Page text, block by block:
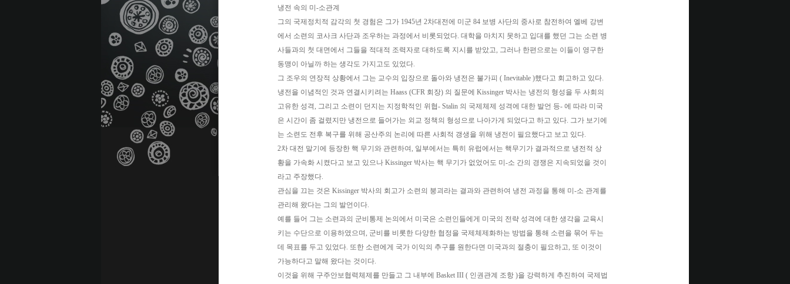
냉전 속의 미-소관계
그의 국제정치적 감각의 첫 경험은 그가 1945년 2차대전에 미군 84 보병 사단의 중사로 참전하여 엘베 강변
에서 소련의 코사크 사단과 조우하는 과정에서 비롯되었다. 대학을 마치지 못하고 입대를 했던 그는 소련 병
사들과의 첫 대면에서 그들을 적대적 조력자로 대하도록 지시를 받았고, 그러나 한편으로는 이들이 영구한
동맹이 아닐까 하는 생각도 가지고도 있었다.
그 조우의 연장적 상황에서 그는 교수의 입장으로 돌아와 냉전은 불가피 ( Inevitable )했다고 회고하고 있다.
냉전을 이념적인 것과 연결시키려는 Haass (CFR 회장) 의 질문에 Kissinger 박사는 냉전의 형성을 두 사회의
고유한 성격, 그리고 소련이 던지는 지정학적인 위협- Stalin 의 국제체제 성격에 대한 발언 등- 에 따라 미국
은 시간이 좀 걸렸지만 냉전으로 들어가는 외교 정책의 형성으로 나아가게 되었다고 하고 있다. 그가 보기에
는 소련도 전후 복구를 위해 공산주의 논리에 따른 사회적 갱생을 위해 냉전이 필요했다고 보고 있다.
2차 대전 말기에 등장한 핵 무기와 관련하여, 일부에서는 특히 유럽에서는 핵무기가 결과적으로 냉전적 상
황을 가속화 시켰다고 보고 있으나 Kissinger 박사는 핵 무기가 없었어도 미-소 간의 경쟁은 지속되었을 것이
라고 주장했다.
관심을 끄는 것은 Kissinger 박사의 회고가 소련의 붕괴라는 결과와 관련하여 냉전 과정을 통해 미-소 관계를
관리해 왔다는 그의 발언이다.
예를 들어 그는 소련과의 군비통제 논의에서 미국은 소련인들에게 미국의 전략 성격에 대한 생각을 교육시
키는 수단으로 이용하였으며, 군비를 비롯한 다양한 협정을 국제체제화하는 방법을 통해 소련을 묶어 두는
데 목표를 두고 있었다. 또한 소련에게 국가 이익의 추구를 원한다면 미국과의 절충이 필요하고, 또 이것이
가능하다고 말해 왔다는 것이다.
이것을 위해 구주안보협력체제를 만들고 그 내부에 Basket III ( 인권관계 조항 )을 강력하게 추진하여 국제법